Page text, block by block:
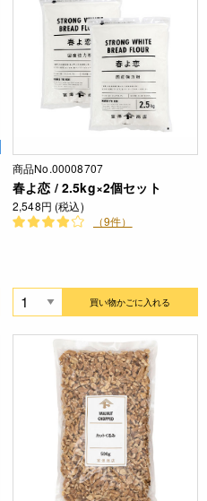
商品No.00008707
春よ恋 / 2.5kg×2個セット
2,548円 (税込)
（9件）
買い物かごに入れる